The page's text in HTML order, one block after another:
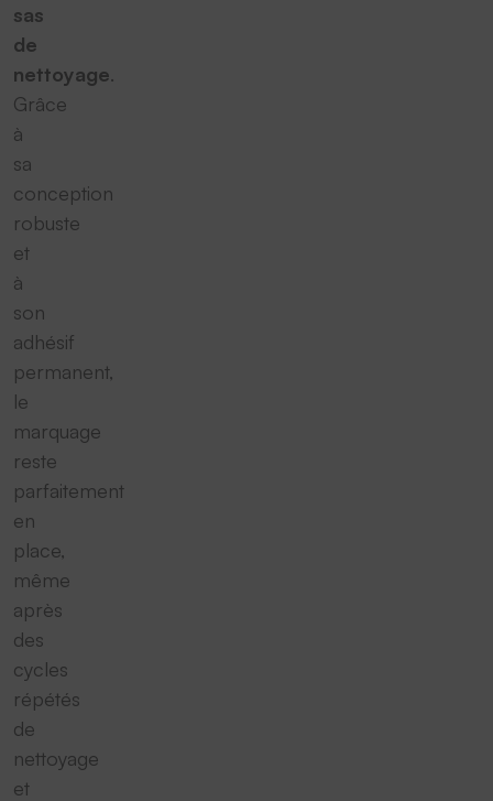
sas
de
nettoyage.
Grâce
à
sa
conception
robuste
et
à
son
adhésif
permanent,
le
marquage
reste
parfaitement
en
place,
même
après
des
cycles
répétés
de
nettoyage
et